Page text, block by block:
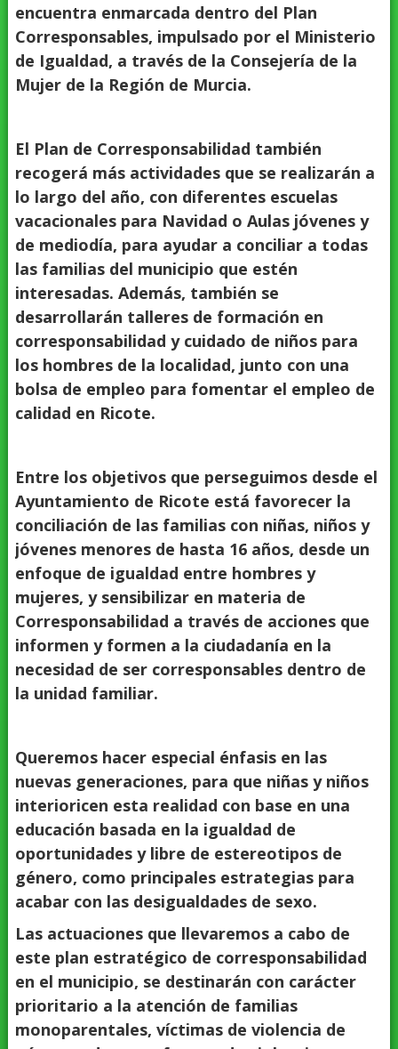
encuentra enmarcada dentro del Plan
Corresponsables, impulsado por el Ministerio
de Igualdad, a través de la Consejería de la
Mujer de la Región de Murcia.
El Plan de Corresponsabilidad también
recogerá más actividades que se realizarán a
lo largo del año, con diferentes escuelas
vacacionales para Navidad o Aulas jóvenes y
de mediodía, para ayudar a conciliar a todas
las familias del municipio que estén
interesadas. Además, también se
desarrollarán talleres de formación en
corresponsabilidad y cuidado de niños para
los hombres de la localidad, junto con una
bolsa de empleo para fomentar el empleo de
calidad en Ricote.
Entre los objetivos que perseguimos desde el
Ayuntamiento de Ricote está favorecer la
conciliación de las familias con niñas, niños y
jóvenes menores de hasta 16 años, desde un
enfoque de igualdad entre hombres y
mujeres, y sensibilizar en materia de
Corresponsabilidad a través de acciones que
informen y formen a la ciudadanía en la
necesidad de ser corresponsables dentro de
la unidad familiar.
Queremos hacer especial énfasis en las
nuevas generaciones, para que niñas y niños
interioricen esta realidad con base en una
educación basada en la igualdad de
oportunidades y libre de estereotipos de
género, como principales estrategias para
acabar con las desigualdades de sexo.
Las actuaciones que llevaremos a cabo de
este plan estratégico de corresponsabilidad
en el municipio, se destinarán con carácter
prioritario a la atención de familias
monoparentales, víctimas de violencia de